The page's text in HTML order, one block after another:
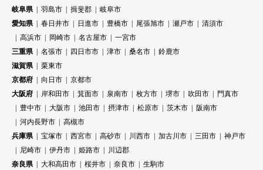
岐阜県
羽島市 揖斐郡
岐阜市
愛知県
春日井市 日進市 豊橋市 尾張旭市 瀬戸市
清須市
高浜市
岡崎市 名古屋市
一宮市
三重県
名張市 四日市市 津市 桑名市
鈴鹿市
滋賀県
栗東市
京都府
向日市
京都市
大阪府
岸和田市 箕面市 泉南市 枚方市 堺市 吹田市
門真市
豊中市
大阪市 池田市 摂津市 松原市 茨木市
阪南市
河内長野市
高槻市
兵庫県
宝塚市 西宮市 高砂市 川西市 加古川市 三田市
神戸市
尼崎市
伊丹市 姫路市
川辺郡
奈良県
大和高田市 桜井市 奈良市
生駒市